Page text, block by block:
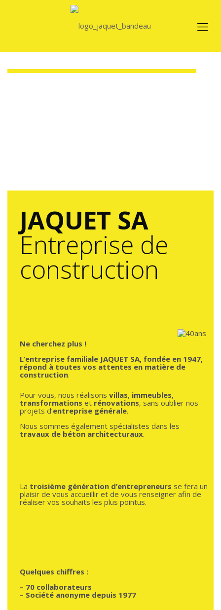
JAQUET SA
Entreprise de
construction
Ne cherchez plus !
L’entreprise familiale JAQUET SA, fondée en 1947,
répond à toutes vos attentes en matière de
construction.
Pour vous, nous réalisonsvillas, immeubles,
transformations et rénovations, sans oublier nos
projets d’entreprise générale.
Nous sommes également spécialistes dans les
travaux de béton architecturaux.
La troisième génération d’entrepreneurs se fera un
plaisir de vous accueillir et de vous renseigner afin de
réaliser vos souhaits les plus pointus.
Quelques chiffres :
– 70 collaborateurs
– Société anonyme depuis 1977